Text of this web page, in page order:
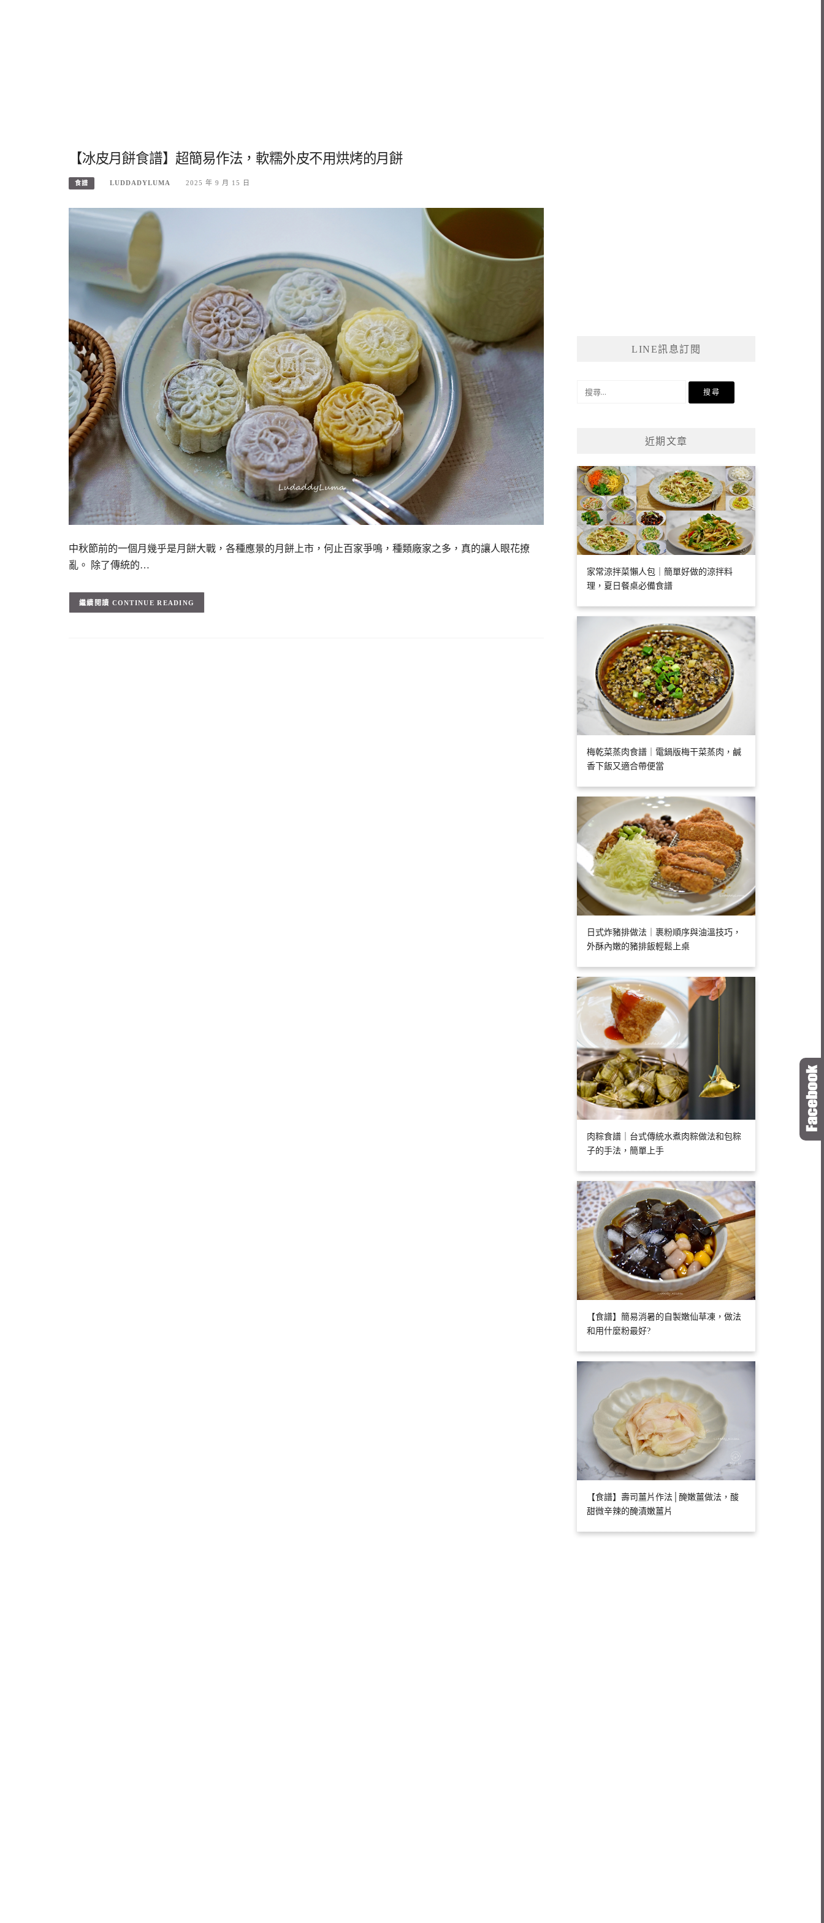
【冰皮月餅食譜】超簡易作法，軟糯外皮不用烘烤的月餅
食譜 LUDDADYLUMA 2025 年 9 月 15 日
中秋節前的一個月幾乎是月餅大戰，各種應景的月餅上市，何止百家爭鳴，種類廠家之多，真的讓人眼花撩
亂。 除了傳統的…
CONTINUE READING
LINE訊息訂閱
近期文章
家常涼拌菜懶人包｜簡單好做的涼拌料
理，夏日餐桌必備食譜
梅乾菜蒸肉食譜｜電鍋版梅干菜蒸肉，鹹
香下飯又適合帶便當
日式炸豬排做法｜裹粉順序與油溫技巧，
外酥內嫩的豬排飯輕鬆上桌
肉粽食譜｜台式傳統水煮肉粽做法和包粽
子的手法，簡單上手
【食譜】簡易消暑的自製嫩仙草凍，做法
和用什麼粉最好?
【食譜】壽司薑片作法│醃嫩薑做法，酸
甜微辛辣的醃漬嫩薑片